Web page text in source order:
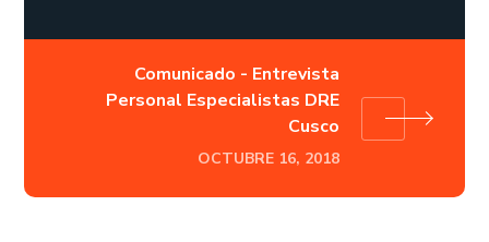
Comunicado - Entrevista
Personal Especialistas DRE
Cusco
OCTUBRE 16, 2018